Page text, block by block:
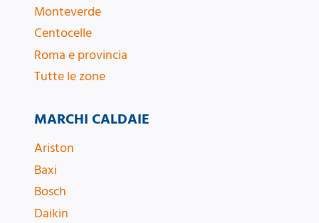
Monteverde
Centocelle
Roma e provincia
Tutte le zone
MARCHI CALDAIE
Ariston
Baxi
Bosch
Daikin